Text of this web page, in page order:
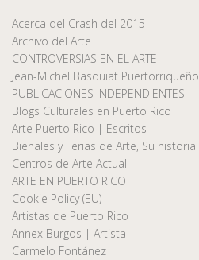
Acerca del Crash del 2015
Archivo del Arte
CONTROVERSIAS EN EL ARTE
Jean-Michel Basquiat Puertorriqueño
PUBLICACIONES INDEPENDIENTES
Blogs Culturales en Puerto Rico
Arte Puerto Rico | Escritos
Bienales y Ferias de Arte, Su historia
Centros de Arte Actual
ARTE EN PUERTO RICO
Cookie Policy (EU)
Artistas de Puerto Rico
Annex Burgos | Artista
Carmelo Fontánez